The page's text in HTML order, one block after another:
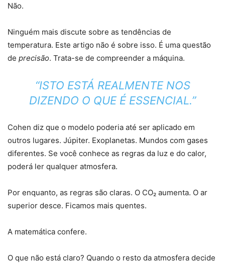
Não.
Ninguém mais discute sobre as tendências de
temperatura. Este artigo não é sobre isso. É uma questão
de precisão. Trata-se de compreender a máquina.
“ISTO ESTÁ REALMENTE NOS
DIZENDO O QUE É ESSENCIAL.”
Cohen diz que o modelo poderia até ser aplicado em
outros lugares. Júpiter. Exoplanetas. Mundos com gases
diferentes. Se você conhece as regras da luz e do calor,
poderá ler qualquer atmosfera.
Por enquanto, as regras são claras. O CO₂ aumenta. O ar
superior desce. Ficamos mais quentes.
A matemática confere.
O que não está claro? Quando o resto da atmosfera decide